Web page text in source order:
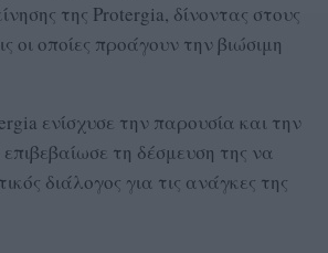
της Protergia, δίνοντας στους
οποίες προάγουν την βιώσιμη
ενίσχυσε την παρουσία και την
τη δέσμευση της να
διάλογος για τις ανάγκες της